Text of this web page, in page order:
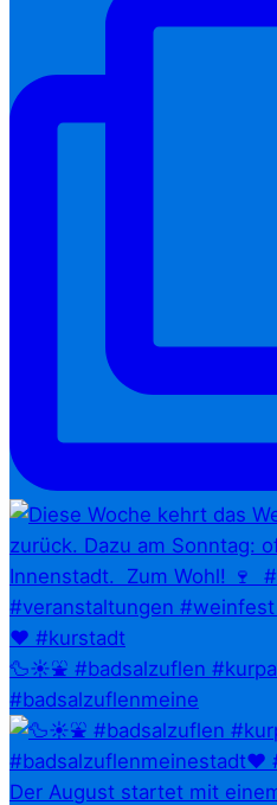
🦆☀️⛲ #badsalzuflen
#badsalzuflenmeine
Der August startet mit